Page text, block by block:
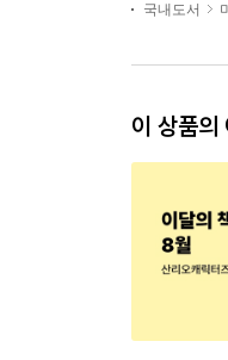
국내도서
이 상품의